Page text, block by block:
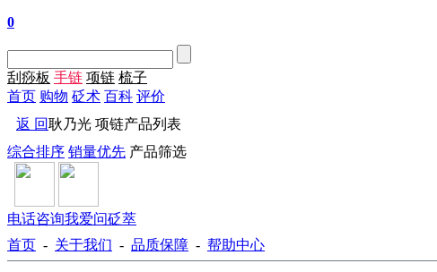
0
刮痧板 手链 项链 梳子
首页 购物 砭术 百科 评价
返 回耿乃光 项链产品列表
综合排序 销量优先 产品筛选
电话咨询我爱问砭萃
首页 - 关于我们 - 品质保障 - 帮助中心